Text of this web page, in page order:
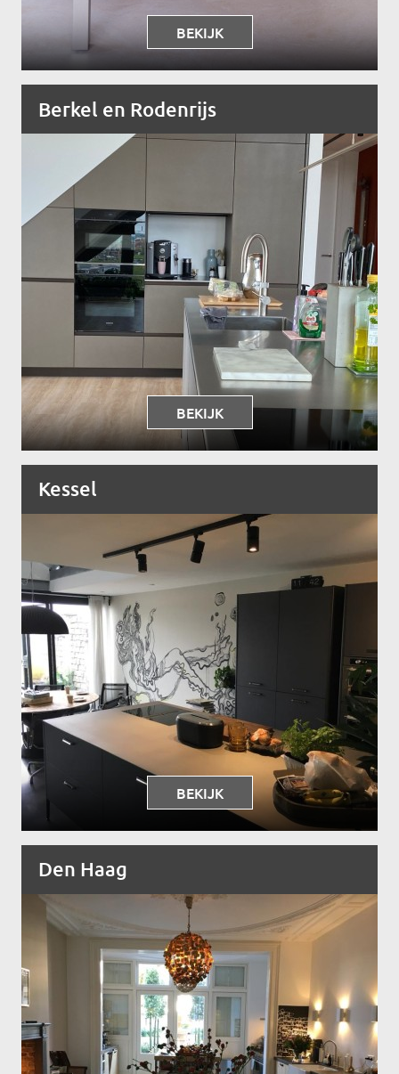
BEKIJK
Berkel en Rodenrijs
BEKIJK
Kessel
BEKIJK
Den Haag